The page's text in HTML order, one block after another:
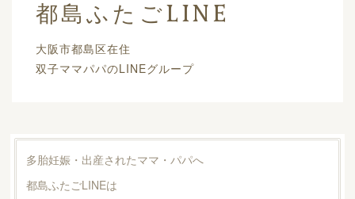
都島ふたごLINE
大阪市都島区在住
双子ママパパのLINEグループ
多胎妊娠・出産されたママ・パパへ
都島ふたごLINEは